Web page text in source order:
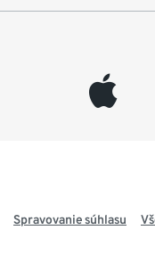
appleinc
Spravovanie súhlasu